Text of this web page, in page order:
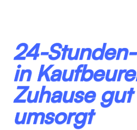
24-
in
Zuhause gut
umsorgt